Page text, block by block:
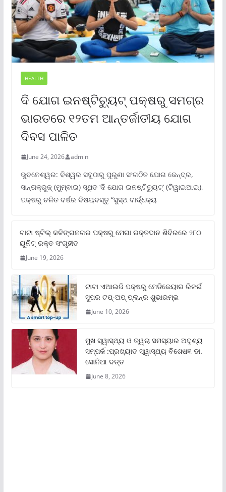
HEALTH
ଦି ଯୋଗ ଇନଷ୍ଟିଚ୍ୟୁଟ୍ ପକ୍ଷରୁ ସମଗ୍ର
ଭାରତରେ ୧୨ତମ ଆନ୍ତର୍ଜାତୀୟ ଯୋଗ
ଦିବସ ପାଳିତ
June 24, 2026 admin
ଭୁବନେଶ୍ୱର: ବିଶ୍ୱର ସବୁଠାରୁ ପୁରୁଣା ସଂଗଠିତ ଯୋଗ କେନ୍ଦ୍ର,
ସାନ୍ତାକ୍ରୁଜ୍ (ମୁମ୍ବାଇ) ସ୍ଥିତ ‘ଦି ଯୋଗ ଇନଷ୍ଟିଚ୍ୟୁଟ୍‌’ (ଟିୱାଇଆଇ),
ପକ୍ଷରୁ ଚଳିତ ବର୍ଷର ବିଷୟବସ୍ତୁ “ସୁସ୍ଥ ବାର୍ଦ୍ଧକ୍ୟ
ଟାଟା ଷ୍ଟିଲ୍‌ କଳିଙ୍ଗନଗର ପକ୍ଷରୁ ମେଗା ରକ୍ତଦାନ ଶିବିରରେ ୨୮୦
ୟୁନିଟ୍‌ ରକ୍ତ ସଂଗୃହୀତ
June 19, 2026
ଟାଟା ଏଆଇଜି ପକ୍ଷରୁ ମେଡିକେୟାର ରିଜର୍ଭ
ସୁପର ଟପ୍‌-ଅପ୍ ପ୍ଲାନ୍‌ର ଶୁଭାରମ୍ଭ
June 10, 2026
ମୁଖ ସ୍ୱାସ୍ଥ୍ୟ ଓ ତ୍ୱଚା ସମସ୍ୟାର ଅଦୃଶ୍ୟ
ସମ୍ପର୍କ :ପ୍ରଖ୍ୟାତ ସ୍ୱାସ୍ଥ୍ୟ ବିଶେଷଜ୍ଞ ଡା.
ସୋନିଆ ଦତ୍ତ
June 8, 2026